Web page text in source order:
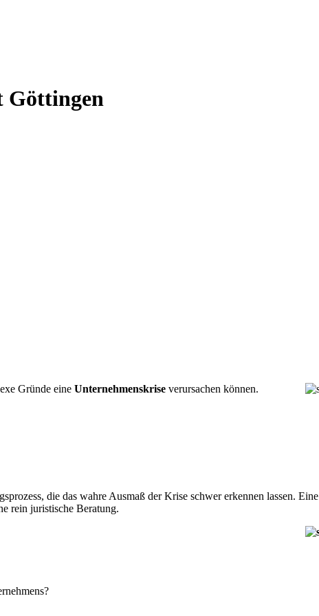
Göttingen
Gründe eine Unternehmenskrise verursachen können.
die das wahre Ausmaß der Krise schwer erkennen lassen.
rein juristische Beratung.